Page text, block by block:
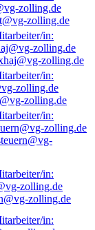
zolling.de
zolling.de
zolling.de
zolling.de